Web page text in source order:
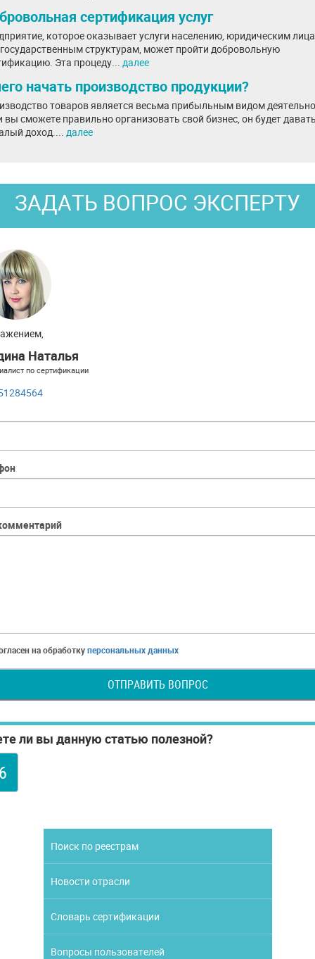
сертификация услуг
которое оказывает услуги населению, юридическим
структурам, может пройти добровольную
Эта процеду... далее
начать производство продукции?
товаров является весьма прибыльным видом
вы сможете правильно организовать свой бизнес, он будет
доход.... далее
ЗАДАТЬ ВОПРОС ЭКСПЕРТУ
Наталья
по сертификации
на обработкуперсональных данных
ОТПРАВИТЬ ВОПРОС
ли вы данную статью полезной?
Поиск по реестрам
Новости отрасли
Словарь сертификации
Вопросы пользователей